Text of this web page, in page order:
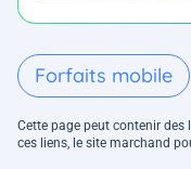
Forfaits mobile
Cette page peut contenir des
ces liens, le site marchand